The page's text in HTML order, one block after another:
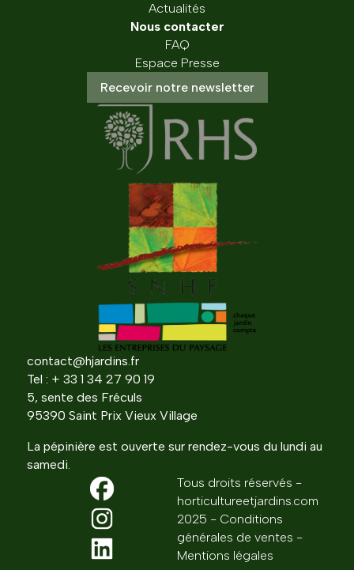
Actualités
Nous contacter
FAQ
Espace Presse
Recevoir notre newsletter
contact@hjardins.fr
Tel : + 33 1 34 27 90 19
5, sente des Fréculs
95390 Saint Prix Vieux Village
La pépinière est ouverte sur rendez-vous du lundi au
samedi.
Tous droits réservés -
horticultureetjardins.com
2025 - Conditions
générales de ventes -
Mentions légales